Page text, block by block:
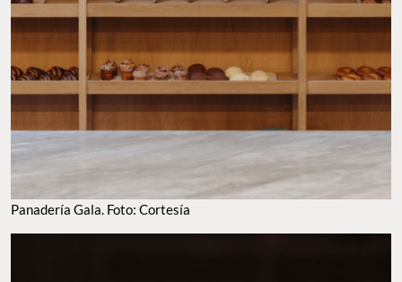
Panadería Gala. Foto: Cortesía